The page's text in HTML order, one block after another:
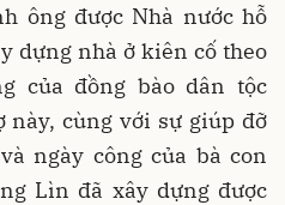
ông được Nhà nước hỗ
dựng nhà ở kiên cố theo
của đồng bào dân tộc
này, cùng với sự giúp đỡ
ngày công của bà con
Lìn đã xây dựng được